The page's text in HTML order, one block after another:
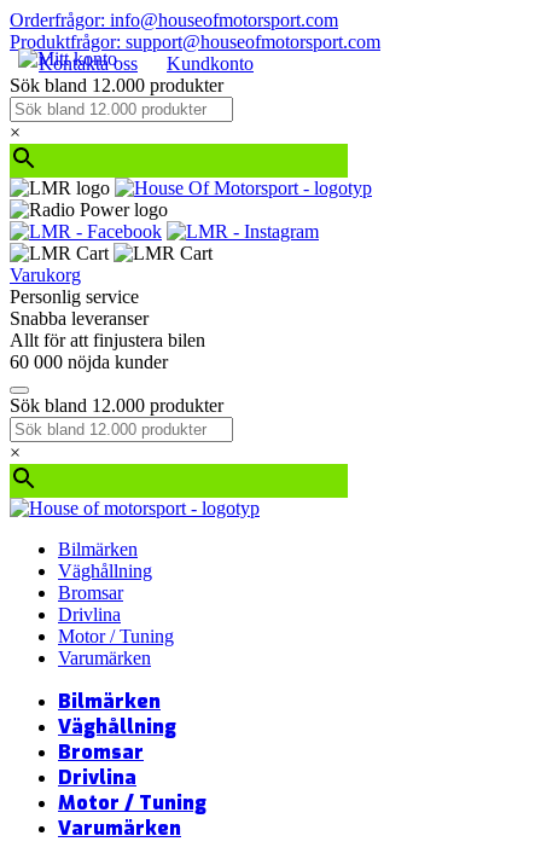
Orderfrågor: info@houseofmotorsport.com
Produktfrågor: support@houseofmotorsport.com
Kontakta oss
Kundkonto
Sök bland 12.000 produkter
×
Varukorg
Personlig service
Snabba leveranser
Allt för att finjustera bilen
60 000 nöjda kunder
Sök bland 12.000 produkter
×
Bilmärken
Väghållning
Bromsar
Drivlina
Motor / Tuning
Varumärken
Bilmärken
Väghållning
Bromsar
Drivlina
Motor / Tuning
Varumärken